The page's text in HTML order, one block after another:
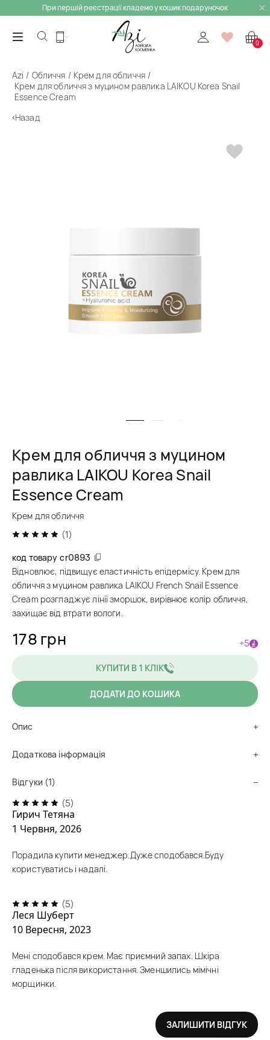
При першій реєстрації кладемо у кошик подаруночок
0
Azi Обличчя
Крем для обличчя
Крем для обличчя з муцином равлика LAIKOU Korea Snail
Essence Cream
Назад
Крем для обличчя з муцином
равлика LAIKOU Korea Snail
Essence Cream
Крем для обличчя
(1)
код товару cr0893
Відновлює, підвищує еластичність епідермісу. Крем для
обличчя з муцином равлика LAIKOU French Snail Essence
Cream розгладжує лінії зморшок, вирівнює колір обличчя,
захищає від втрати вологи.
178 грн +5
КУПИТИ В 1 КЛІК
ДОДАТИ ДО КОШИКА
Опис
Додаткова інформація
Відгуки (1)
(5)
Гирич Тетяна
1 Червня, 2026
Порадила купити менеджер.Дуже сподобався.Буду
користуватись і надалі.
(5)
Леся Шуберт
10 Вересня, 2023
Мені сподобався крем. Має приємний запах. Шкіра
гладенька після використання. Зменшились мімічні
морщинки.
ЗАЛИШИТИ ВІДГУК